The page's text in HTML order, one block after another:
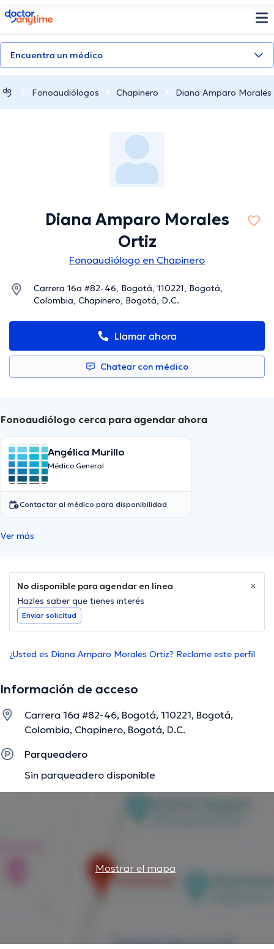
doctoranytime
Encuentra un médico
Fonoaudiólogos Chapinero Diana Amparo Morales
Diana Amparo Morales
Ortiz
Fonoaudiólogo en Chapinero
Carrera 16a #82-46, Bogotá, 110221, Bogotá,
Colombia, Chapinero, Bogotá, D.C.
Llamar ahora
Chatear con médico
Fonoaudiólogo cerca para agendar ahora
Angélica Murillo
Médico General
Contactar al médico para disponibilidad
Ver más
No disponible para agendar en línea
Hazles saber que tienes interés
Enviar solicitud
¿Usted es Diana Amparo Morales Ortiz? Reclame este perfil
Información de acceso
Carrera 16a #82-46, Bogotá, 110221, Bogotá,
Colombia, Chapinero, Bogotá, D.C.
Parqueadero
Sin parqueadero disponible
Mostrar el mapa